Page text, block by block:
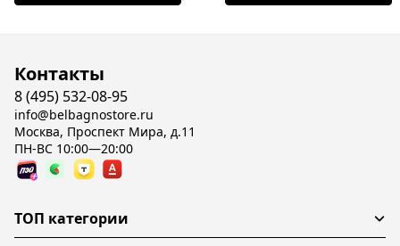
Контакты
8 (495) 532-08-95
info@belbagnostore.ru
Москва, Проспект Мира, д.11
ПН-ВС 10:00—20:00
ТОП категории